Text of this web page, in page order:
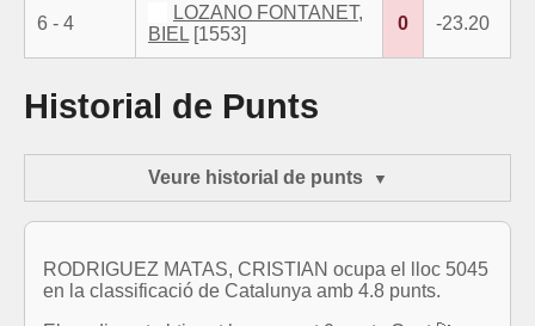
6 - 4
LOZANO FONTANET,
BIEL [1553]
0 -23.20
Historial de Punts
Veure historial de punts
RODRIGUEZ MATAS, CRISTIAN ocupa el lloc 5045
en la classificació de Catalunya amb 4.8 punts.